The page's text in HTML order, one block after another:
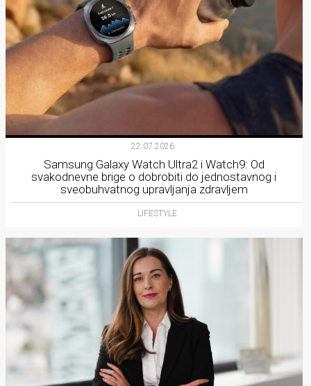
22.07.2026.
Samsung Galaxy Watch Ultra2 i Watch9: Od
svakodnevne brige o dobrobiti do jednostavnog i
sveobuhvatnog upravljanja zdravljem
LIFESTYLE